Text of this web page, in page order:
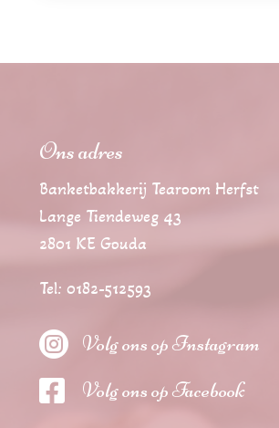
Ons adres
Banketbakkerij Tearoom Herfst
Lange Tiendeweg 43
2801 KE Gouda
Tel: 0182-512593
 Volg ons op Instagram
 Volg ons op Facebook